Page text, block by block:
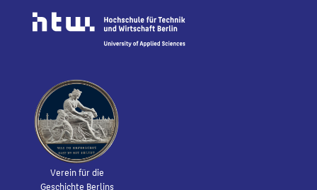
Verein für die
Geschichte Berlins